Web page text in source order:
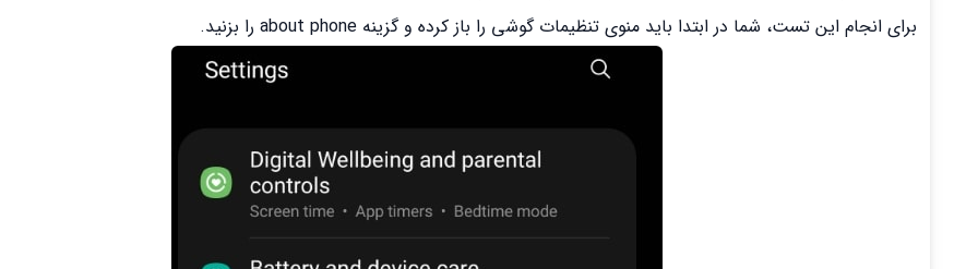
برای انجام این تست، شما در ابتدا باید منوی تنظیمات گوشی را باز کرده و گزینه about phone را بزنید.